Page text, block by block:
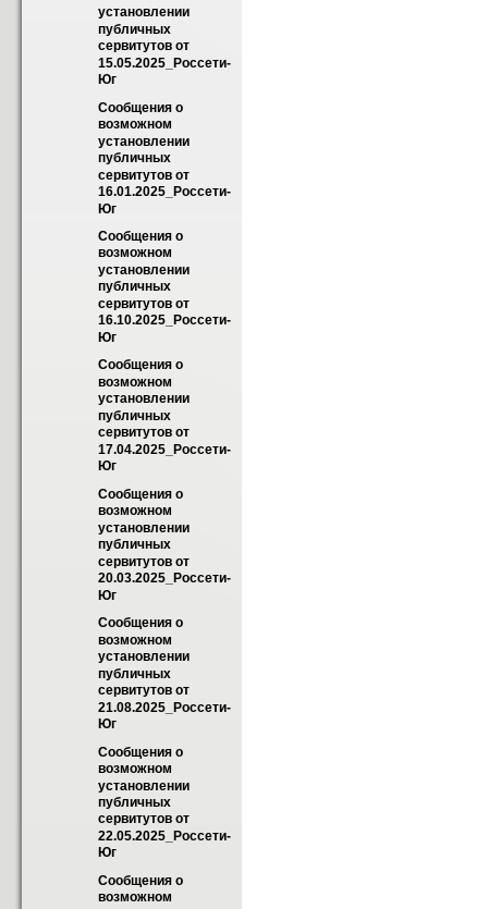
установлении
публичных
сервитутов от
15.05.2025_Россети-
Юг
Сообщения о
возможном
установлении
публичных
сервитутов от
16.01.2025_Россети-
Юг
Сообщения о
возможном
установлении
публичных
сервитутов от
16.10.2025_Россети-
Юг
Сообщения о
возможном
установлении
публичных
сервитутов от
17.04.2025_Россети-
Юг
Сообщения о
возможном
установлении
публичных
сервитутов от
20.03.2025_Россети-
Юг
Сообщения о
возможном
установлении
публичных
сервитутов от
21.08.2025_Россети-
Юг
Сообщения о
возможном
установлении
публичных
сервитутов от
22.05.2025_Россети-
Юг
Сообщения о
возможном